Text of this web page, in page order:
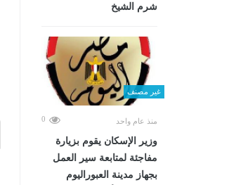
شرم الشيخ
غير مصنف
منذ عام واحد 0
وزير الإسكان يقوم بزيارة
مفاجئة لمتابعة سير العمل
بجهاز مدينة العبوراليوم